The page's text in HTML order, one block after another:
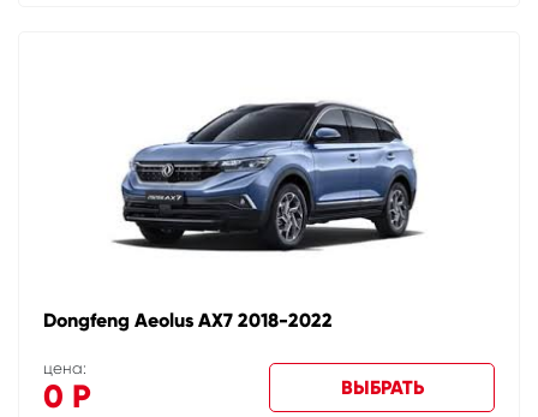
Dongfeng Aeolus AX7 2018-2022
цена:
0 Р ВЫБРАТЬ